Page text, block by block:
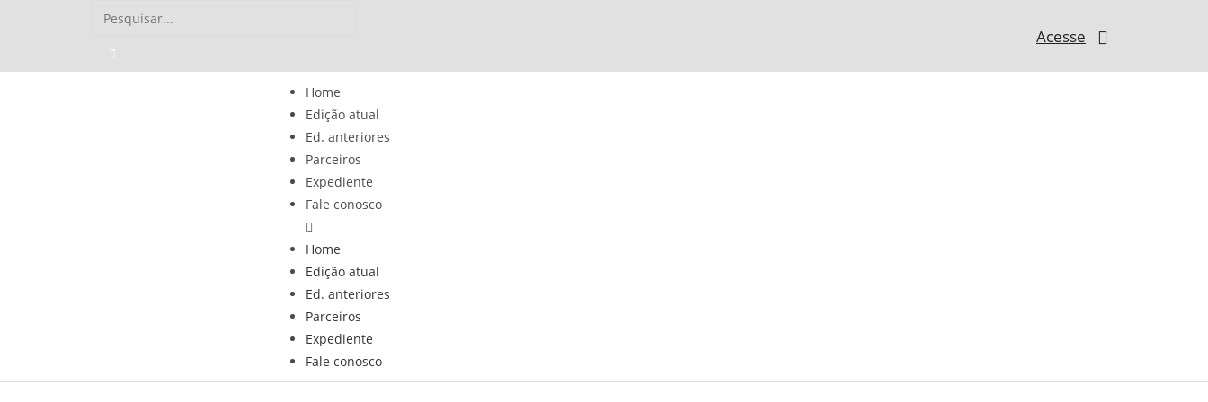
Home
Edição atual
Ed. anteriores
Parceiros
Expediente
Fale conosco
Home
Edição atual
Ed. anteriores
Parceiros
Expediente
Fale conosco